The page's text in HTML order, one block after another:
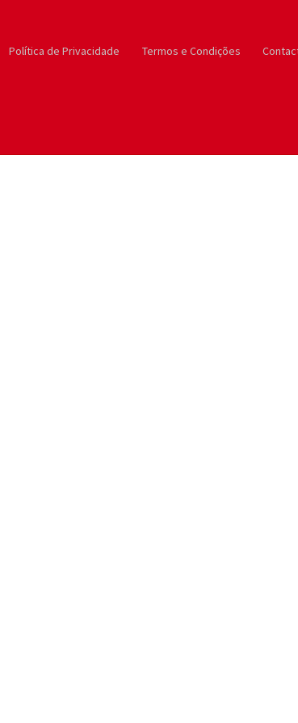
Política de Privacidade Termos e Condições